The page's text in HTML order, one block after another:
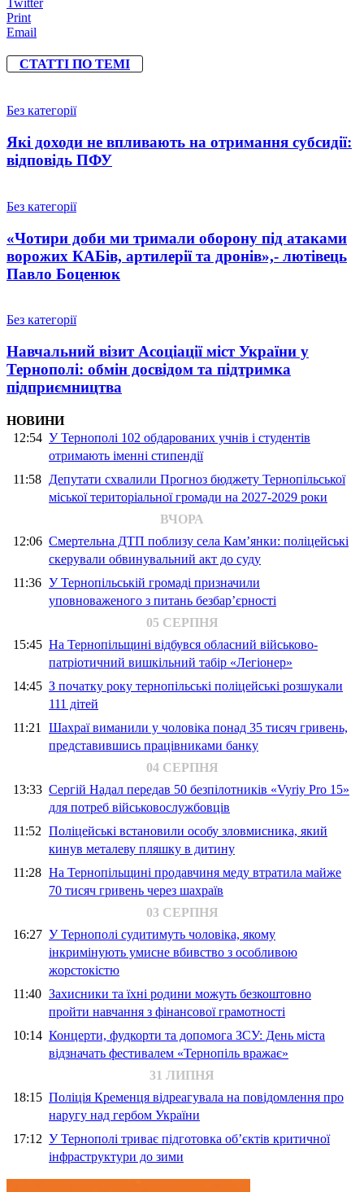
Print
Email
СТАТТІ ПО ТЕМІ
Без категорії
Які доходи не впливають на отримання субсидії:
відповідь ПФУ
Без категорії
«Чотири доби ми тримали оборону під атаками
ворожих КАБів, артилерії та дронів»,- лютівець
Павло Боценюк
Без категорії
Навчальний візит Асоціації міст України у
Тернополі: обмін досвідом та підтримка
підприємництва
НОВИНИ
12:54 У Тернополі 102 обдарованих учнів і студентів
отримають іменні стипендії
11:58 Депутати схвалили Прогноз бюджету Тернопільської
міської територіальної громади на 2027-2029 роки
ВЧОРА
12:06 Смертельна ДТП поблизу села Кам’янки: поліцейські
скерували обвинувальний акт до суду
11:36 У Тернопільській громаді призначили
уповноваженого з питань безбар’єрності
05 СЕРПНЯ
15:45 На Тернопільщині відбувся обласний військово-
патріотичний вишкільний табір «Легіонер»
14:45 З початку року тернопільські поліцейські розшукали
111 дітей
11:21 Шахраї виманили у чоловіка понад 35 тисяч гривень,
представившись працівниками банку
04 СЕРПНЯ
13:33 Сергій Надал передав 50 безпілотників «Vyriy Pro 15»
для потреб військовослужбовців
11:52 Поліцейські встановили особу зловмисника, який
кинув металеву пляшку в дитину
11:28 На Тернопільщині продавчиня меду втратила майже
70 тисяч гривень через шахраїв
03 СЕРПНЯ
16:27 У Тернополі судитимуть чоловіка, якому
інкримінують умисне вбивство з особливою
жорстокістю
11:40 Захисники та їхні родини можуть безкоштовно
пройти навчання з фінансової грамотності
10:14 Концерти, фудкорти та допомога ЗСУ: День міста
відзначать фестивалем «Тернопіль вражає»
31 ЛИПНЯ
18:15 Поліція Кременця відреагувала на повідомлення про
наругу над гербом України
17:12 У Тернополі триває підготовка об’єктів критичної
інфраструктури до зими